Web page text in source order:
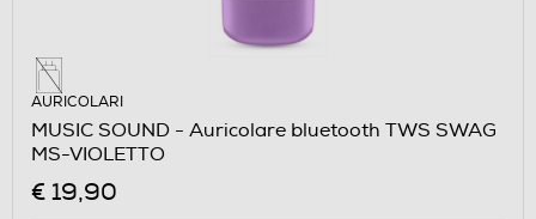
AURICOLARI
MUSIC SOUND - Auricolare bluetooth TWS SWAG
MS-VIOLETTO
€ 19,90